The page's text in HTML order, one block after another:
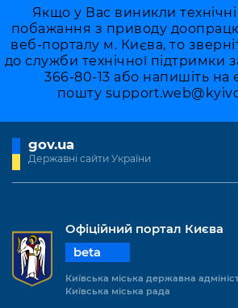
Якщо у Вас виникли
побажання з приводу
веб-порталу м. Києва, то
до служби технічної підтримки
366-80-13 або напишіть на
пошту
gov.ua
Державні сайти України
Офіційний портал Києва
beta
Київська міська державна
Київська міська рада